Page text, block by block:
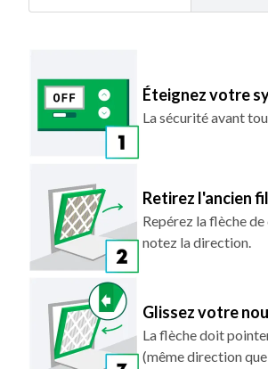
Éteignez votre
La sécurité avant
Retirez l'ancien
Repérez la flèche
notez la direction.
Glissez votre
La flèche doit
(même direction